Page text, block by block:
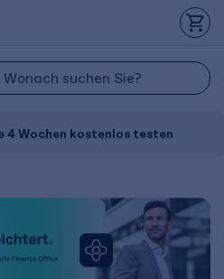
4 Wochen kostenlos testen